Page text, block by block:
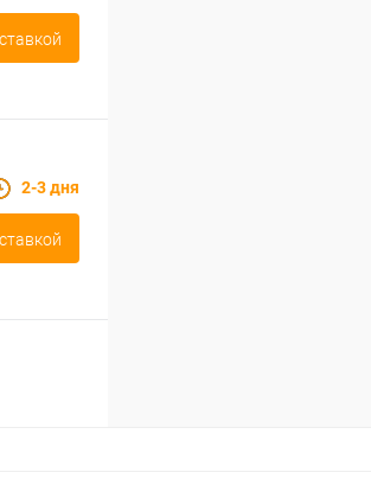
2-3 дня